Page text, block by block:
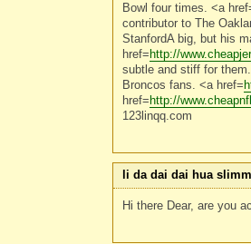
Bowl four times. <a
contributor to The
StanfordA big, but his
href= http://
subtle and stiff for
Broncos fans. <a href=
href= http://
123linqq.com
li da dai dai hua
Hi there Dear, are you